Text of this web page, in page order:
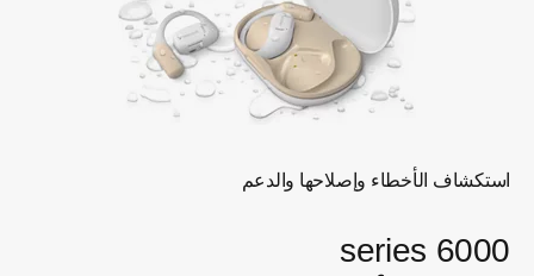
استكشاف الأخطاء وإصلاحها والدعم
6000 series